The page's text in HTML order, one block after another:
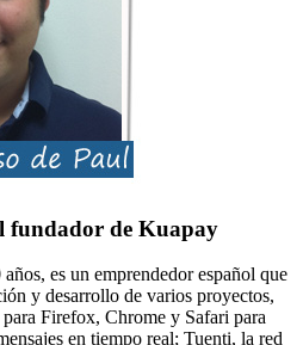
fundador de Kuapay
es un emprendedor español que
y desarrollo de varios proyectos,
Firefox, Chrome y Safari para
en tiempo real; Tuenti, la red